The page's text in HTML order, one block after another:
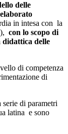
delle
in intesa con la
con lo scopo di
didattica delle
di competenza
di
di parametri
latina e sono